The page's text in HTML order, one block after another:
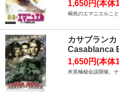
1,650円(本体
褐色のエマニエルこ
カサブラン
Casablanca
1,650円(本体
米英極秘会談開催。